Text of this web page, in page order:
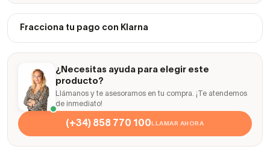
Fracciona tu pago con Klarna
¿Necesitas ayuda para elegir este
producto?
Llámanos y te asesoramos en tu compra. ¡Te atendemos
de inmediato!
(+34) 858 770 100LLAMAR AHORA